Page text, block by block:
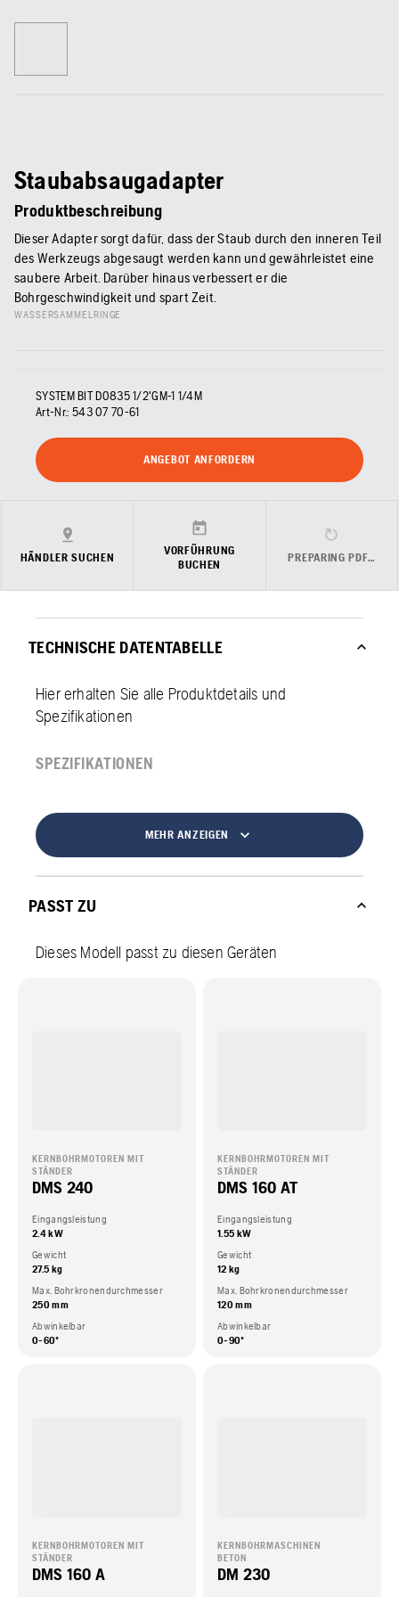
Staubabsaugadapter
Produktbeschreibung
Dieser Adapter sorgt dafür, dass der Staub durch den inneren Teil
des Werkzeugs abgesaugt werden kann und gewährleistet eine
saubere Arbeit. Darüber hinaus verbessert er die
Bohrgeschwindigkeit und spart Zeit.
WASSERSAMMELRINGE
SYSTEM BIT D0835 1/2'GM-1 1/4M
Art-Nr.: 543 07 70‑61
ANGEBOT ANFORDERN
HÄNDLER SUCHEN
VORFÜHRUNG
BUCHEN
PREPARING PDF…
TECHNISCHE DATENTABELLE
Hier erhalten Sie alle Produktdetails und
Spezifikationen
SPEZIFIKATIONEN
MEHR ANZEIGEN
PASST ZU
Dieses Modell passt zu diesen Geräten
KERNBOHRMOTOREN MIT
STÄNDER
DMS 240
Eingangsleistung
2.4 kW
Gewicht
27.5 kg
Max. Bohrkronendurchmesser
250 mm
Abwinkelbar
0-60º
KERNBOHRMOTOREN MIT
STÄNDER
DMS 160 AT
Eingangsleistung
1.55 kW
Gewicht
12 kg
Max. Bohrkronendurchmesser
120 mm
Abwinkelbar
0-90º
KERNBOHRMOTOREN MIT
STÄNDER
DMS 160 A
KERNBOHRMASCHINEN
BETON
DM 230